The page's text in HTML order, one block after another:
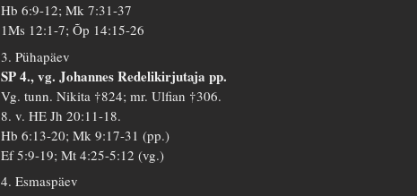
Hb 6:9-12; Mk 7:31-37
1Ms 12:1-7; Õp 14:15-26
3. Pühapäev
SP 4., vg. Johannes Redelikirjutaja pp.
Vg. tunn. Nikita †824; mr. Ulfian †306.
8. v. HE Jh 20:11-18.
Hb 6:13-20; Mk 9:17-31 (pp.)
Ef 5:9-19; Mt 4:25-5:12 (vg.)
4. Esmaspäev